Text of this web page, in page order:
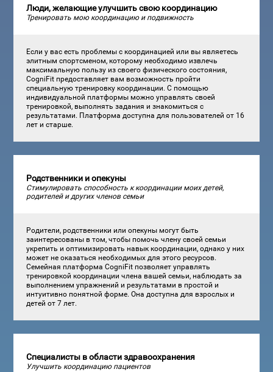
Люди, желающие улучшить свою координацию
Тренировать мою координацию и подвижность
Если у вас есть проблемы с координацией или вы являетесь
элитным спортсменом, которому необходимо извлечь
максимальную пользу из своего физического состояния,
CogniFit предоставляет вам возможность пройти
специальную тренировку координации. С помощью
индивидуальной платформы можно управлять своей
тренировкой, выполнять задания и знакомиться с
результатами. Платформа доступна для пользователей от 16
лет и старше.
Родственники и опекуны
Стимулировать способность к координации моих детей,
родителей и других членов семьи
Родители, родственники или опекуны могут быть
заинтересованы в том, чтобы помочь члену своей семьи
укрепить и оптимизировать навык координации, однако у них
может не оказаться необходимых для этого ресурсов.
Семейная платформа CogniFit позволяет управлять
тренировкой координации члена вашей семьи, наблюдать за
выполнением упражнений и результатами в простой и
интуитивно понятной форме. Она доступна для взрослых и
детей от 7 лет.
Специалисты в области здравоохранения
Улучшить координацию пациентов